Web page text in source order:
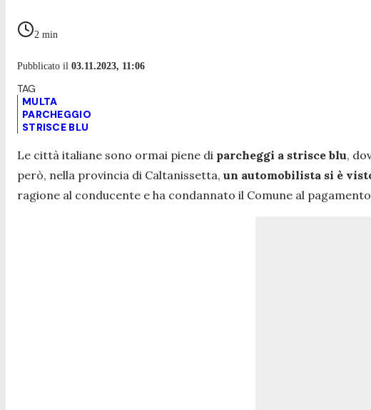
2 min
Pubblicato il 03.11.2023, 11:06
MULTA
PARCHEGGIO
STRISCE BLU
Le città italiane sono ormai piene di parcheggi a strisce blu,
però, nella provincia di Caltanissetta, un automobilista si è
ragione al conducente e ha condannato il Comune al